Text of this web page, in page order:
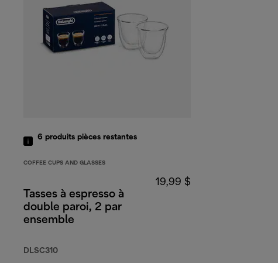
6 produits pièces restantes
COFFEE CUPS AND GLASSES
Tasses à espresso à
double paroi, 2 par
ensemble
DLSC310
19,99 $